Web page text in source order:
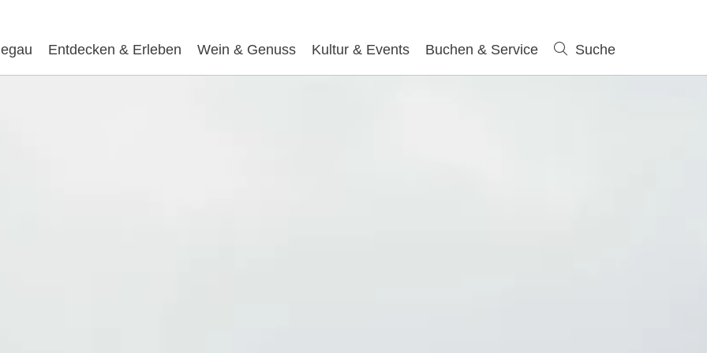
Entdecken & Erleben Wein & Genuss Kultur & Events Buchen & Service Suche